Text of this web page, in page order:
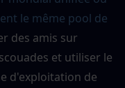
le même pool de
des amis sur
et utiliser le
d'exploitation de